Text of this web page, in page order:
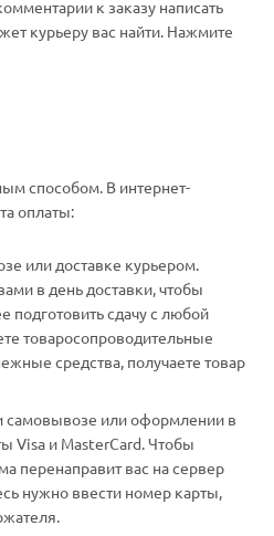
к заказу написать
курьеру вас найти. Нажмите
способом. В интернет-
оплаты:
или доставке курьером.
в день доставки, чтобы
подготовить сдачу с любой
товаросопроводительные
средства, получаете товар
самовывозе или оформлении в
Visa и MasterCard. Чтобы
перенаправит вас на сервер
нужно ввести номер карты,